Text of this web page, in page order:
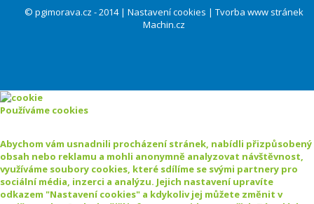
© pgimorava.cz - 2014 | Nastavení cookies | Tvorba www stránek
Machin.cz
Používáme cookies
Abychom vám usnadnili procházení stránek, nabídli přizpůsobený
obsah nebo reklamu a mohli anonymně analyzovat návštěvnost,
využíváme soubory cookies, které sdílíme se svými partnery pro
sociální média, inzerci a analýzu. Jejich nastavení upravíte
odkazem "Nastavení cookies" a kdykoliv jej můžete změnit v